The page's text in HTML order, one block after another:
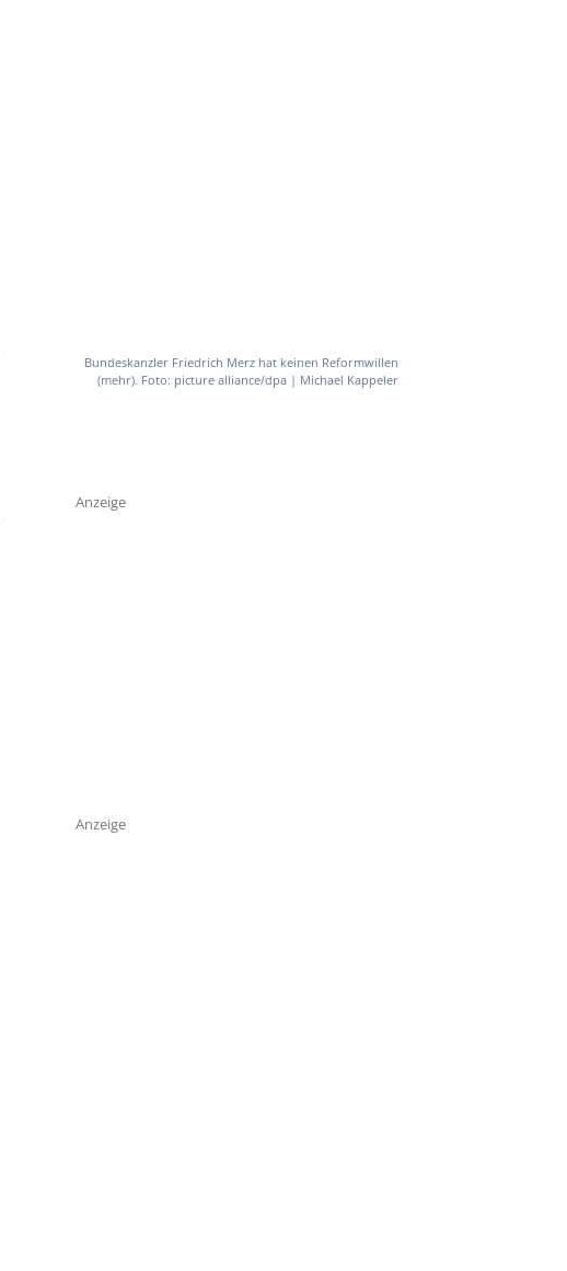
Bundeskanzler Friedrich Merz hat keinen Reformwillen
(mehr). Foto: picture alliance/dpa | Michael Kappeler
Anzeige
Anzeige